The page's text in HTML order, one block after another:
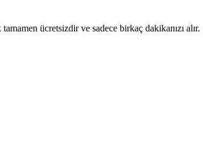
ücretsizdir ve sadece birkaç dakikanızı alır.